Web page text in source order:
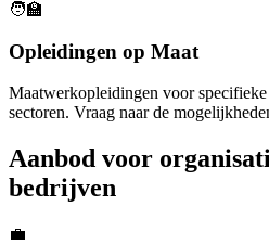
🧑‍🏫
Opleidingen op Maat
Maatwerkopleidingen voor
sectoren. Vraag naar de
Aanbod voor
bedrijven
💼